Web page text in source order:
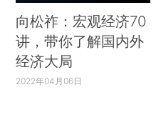
向松祚：宏观经济70
讲，带你了解国内外
经济大局
2022年04月06日